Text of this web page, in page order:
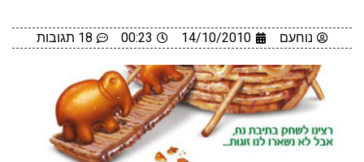
נוחעם 14/10/2010
00:23 18 תגובות